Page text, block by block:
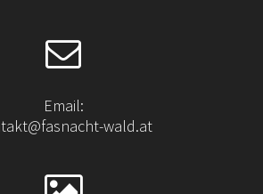
Email:
wald.at